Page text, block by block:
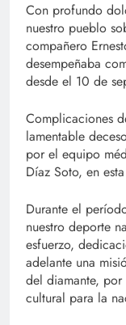
Con profundo
nuestro pueblo
compañero
desempeñaba
desde el 10 de
Complicaciones
lamentable
por el equipo
Díaz Soto, en
Durante el
nuestro deporte
esfuerzo,
adelante una
del diamante,
cultural para la